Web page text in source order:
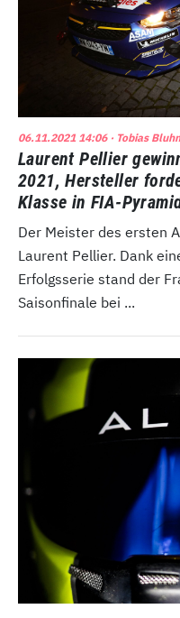
06.11.2021 14:06· Tobias
Laurent Pellier
2021, Hersteller
Klasse in FIA-
Der Meister des ersten
Laurent Pellier. Dank
Erfolgsserie stand der
Saisonfinale bei ...